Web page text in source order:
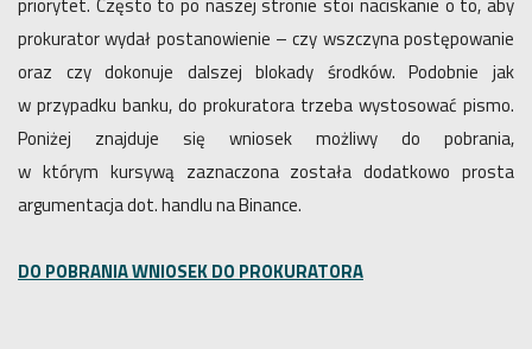
prokurator wydał postanowienie – czy wszczyna postępowanie
oraz czy dokonuje dalszej blokady środków. Podobnie jak
w przypadku banku, do prokuratora trzeba wystosować pismo.
Poniżej znajduje się wniosek możliwy do pobrania,
w którym kursywą zaznaczona została dodatkowo prosta
argumentacja dot. handlu na Binance.
DO POBRANIA WNIOSEK DO PROKURATORA